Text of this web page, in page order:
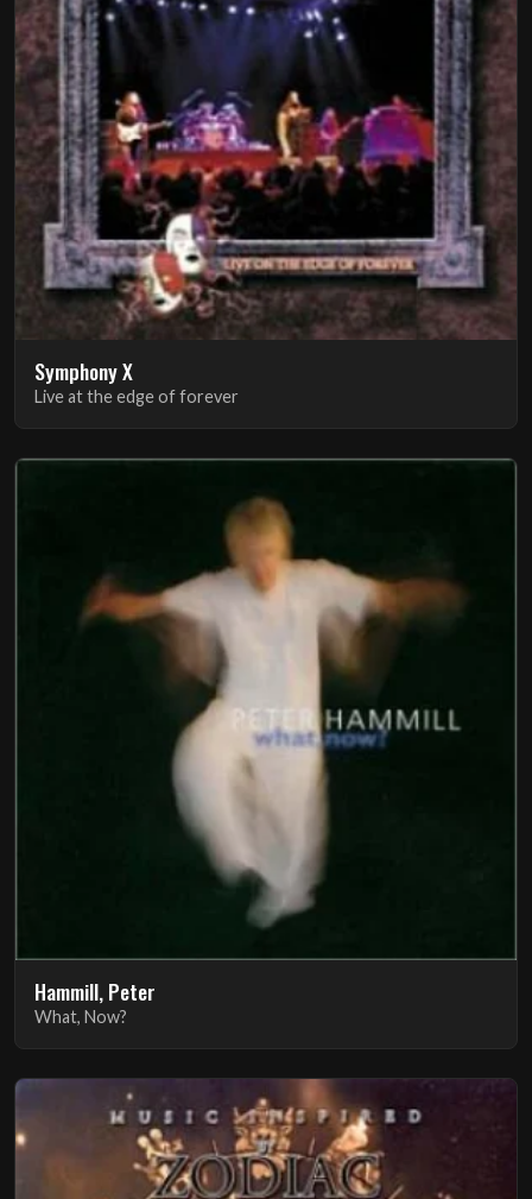
Symphony X
Live at the edge of forever
Hammill, Peter
What, Now?